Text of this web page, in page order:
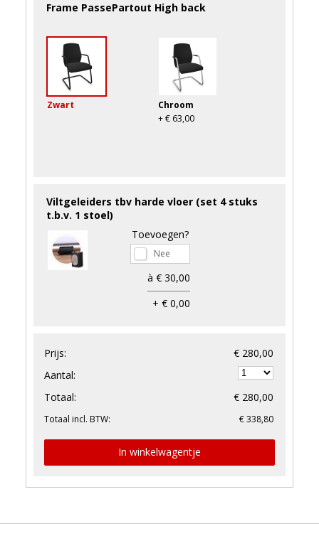
Frame PassePartout High back
Zwart
Chroom
+ € 63,00
Viltgeleiders tbv harde vloer (set 4 stuks
t.b.v. 1 stoel)
Toevoegen?
à € 30,00
+ € 0,00
Prijs:
€ 280,00
Aantal:
Totaal:
€ 280,00
Totaal incl. BTW: € 338,80
In winkelwagentje